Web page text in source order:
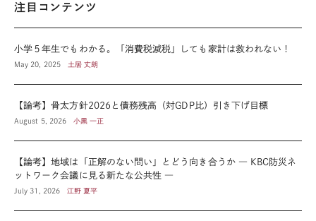
注目コンテンツ
小学５年生でもわかる。「消費税減税」しても家計は救われない！
May 20, 2025 土居 丈朗
【論考】骨太方針2026と債務残高（対GDP比）引き下げ目標
August 5, 2026 小黒 一正
【論考】地域は「正解のない問い」とどう向き合うか ― KBC防災ネ
ットワーク会議に見る新たな公共性 ―
July 31, 2026 江野 夏平